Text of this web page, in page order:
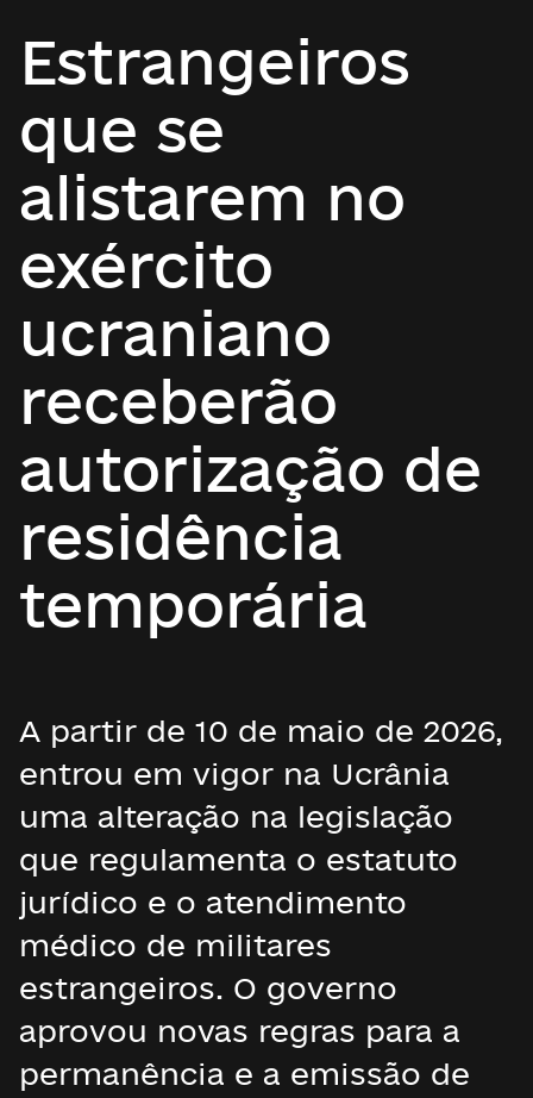
Estrangeiros
que se
alistarem no
exército
ucraniano
receberão
autorização de
residência
temporária
A partir de 10 de maio de 2026,
entrou em vigor na Ucrânia
uma alteração na legislação
que regulamenta o estatuto
jurídico e o atendimento
médico de militares
estrangeiros. O governo
aprovou novas regras para a
permanência e a emissão de